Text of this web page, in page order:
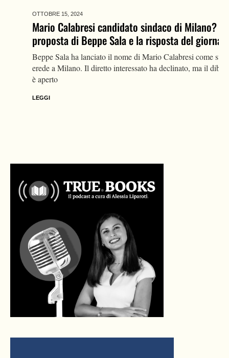
OTTOBRE 15,2024
Mario Calabresi candidato sindaco di Milano? La
proposta di Beppe Sala e la risposta del giornalista
Beppe Sala ha lanciato il nome di Mario Calabresi come suo
erede a Milano. Il diretto interessato ha declinato, ma il dibattito
è aperto